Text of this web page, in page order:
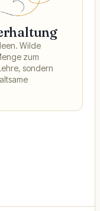
Wilde
zum
sondern